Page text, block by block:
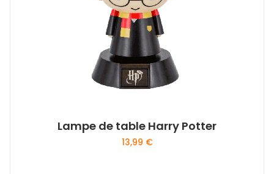
Lampe de table Harry Potter
13,99 €